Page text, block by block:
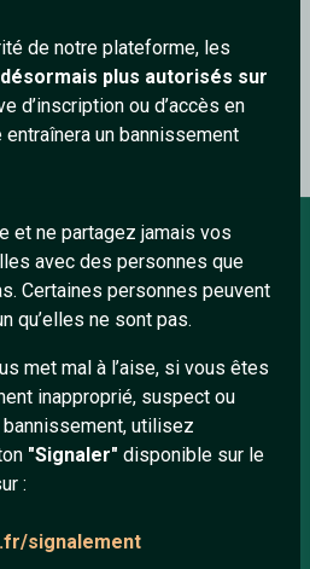
de notre plateforme, les
plus autorisés sur
d’inscription ou d’accès en
un bannissement
et ne partagez jamais vos
avec des personnes que
Certaines personnes peuvent
qu’elles ne sont pas.
met mal à l’aise, si vous êtes
inapproprié, suspect ou
bannissement, utilisez
"Signaler" disponible sur le
:
signalement
0